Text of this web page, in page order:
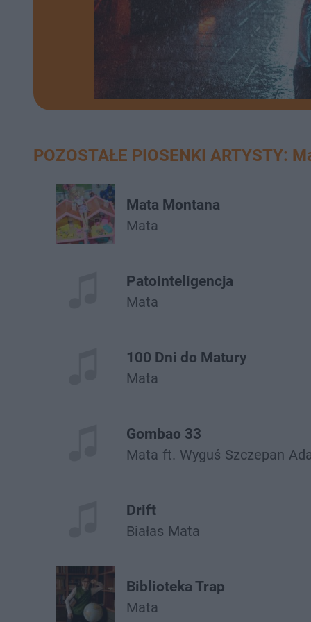
POZOSTAŁE PIOSENKI ARTYSTY:
Mata Montana
Mata
Patointeligencja
Mata
100 Dni do Matury
Mata
Gombao 33
Mata ft. Wyguś Szczepan
Drift
Białas Mata
Biblioteka Trap
Mata